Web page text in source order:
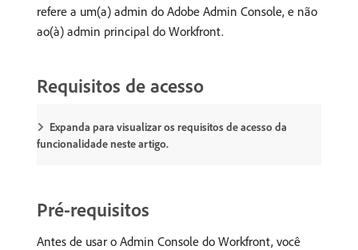
refere a um(a) admin do Adobe Admin Console, e não
ao(à) admin principal do Workfront.
Requisitos de acesso
Expanda para visualizar os requisitos de acesso da
funcionalidade neste artigo.
Pré-requisitos
Antes de usar o Admin Console do Workfront, você